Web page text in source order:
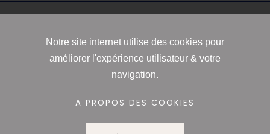
Conditions générales de vente
confidentialité
Notre site internet utilise des cookies pour
améliorer l'expérience utilisateur & votre
navigation.
A PROPOS DES COOKIES